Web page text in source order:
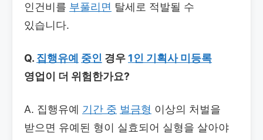
인건비를 부풀리면 탈세로 적발될 수
있습니다.
Q. 집행유예 중인 경우1인 기획사 미등록
영업이 더 위험한가요?
A. 집행유예 기간 중 벌금형 이상의 처벌을
받으면 유예된 형이 실효되어 실형을 살아야